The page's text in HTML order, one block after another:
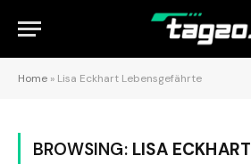
Home » Lisa Eckhart Lebensgefährte
BROWSING: LISA ECKHART